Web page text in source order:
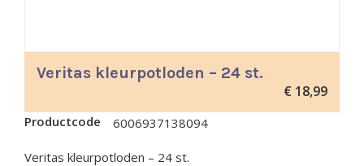
Veritas kleurpotloden – 24 st.
€ 18,99
Productcode 6006937138094
Veritas kleurpotloden – 24 st.